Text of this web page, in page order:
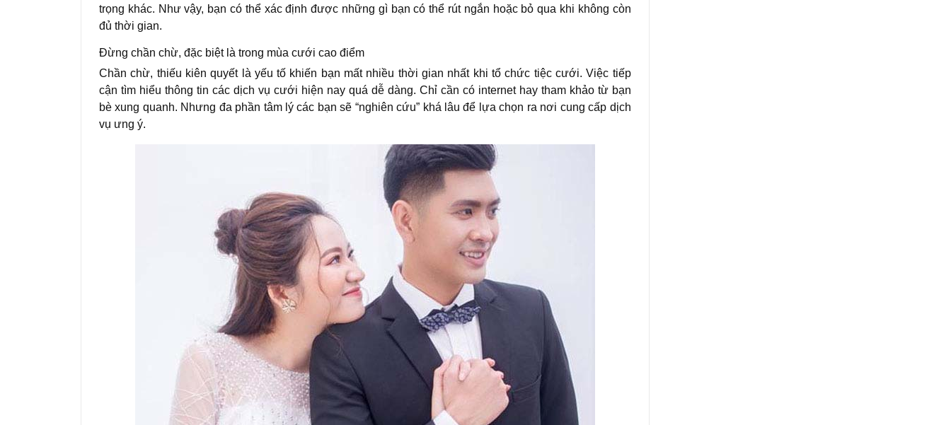
trọng khác. Như vậy, bạn có thể xác định được những gì bạn có thể rút ngắn hoặc bỏ qua khi không còn
đủ thời gian.
Đừng chần chừ, đặc biệt là trong mùa cưới cao điểm
Chần chừ, thiếu kiên quyết là yếu tố khiến bạn mất nhiều thời gian nhất khi tổ chức tiệc cưới. Việc tiếp
cận tìm hiểu thông tin các dịch vụ cưới hiện nay quá dễ dàng. Chỉ cần có internet hay tham khảo từ bạn
bè xung quanh. Nhưng đa phần tâm lý các bạn sẽ “nghiên cứu” khá lâu để lựa chọn ra nơi cung cấp dịch
vụ ưng ý.